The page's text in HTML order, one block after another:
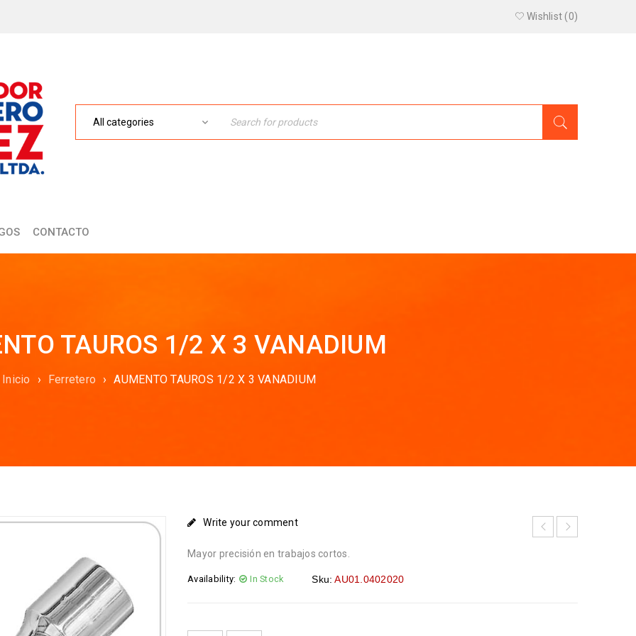
Wishlist (0)
CONTACTO
TAUROS 1/2 X 3 VANADIUM
Inicio › Ferretero › AUMENTO TAUROS 1/2 X 3 VANADIUM
Write your comment
Mayor precisión en trabajos cortos.
Availability: In Stock Sku: AU01.0402020